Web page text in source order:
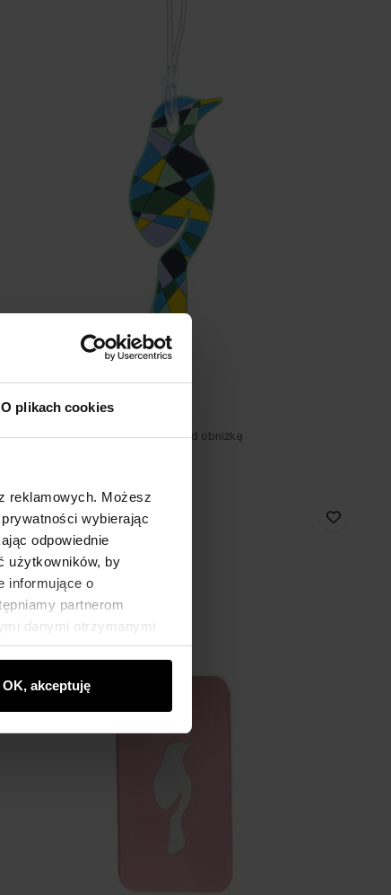
O plikach cookies
reklamowych. Możesz
wybierając
odpowiednie
użytkowników, by
informujące o
partnerom
danymi otrzymanymi
OK, akceptuję
do bagażu
19,90 zł
zł-najniższa cena z 30 dni przed obniżką